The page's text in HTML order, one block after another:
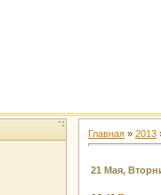
Главная » 2013
21 Мая,